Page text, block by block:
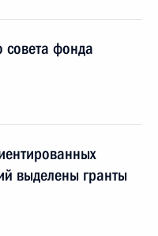
совета фонда
выделены гранты